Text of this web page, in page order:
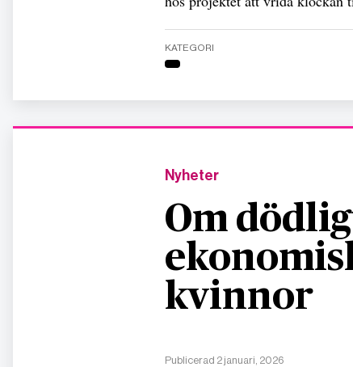
KATEGORI
Nyheter
Om
kvinnor
Publicerad 2 januari, 2026